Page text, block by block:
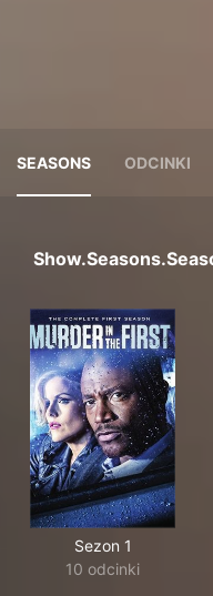
SEASONS ODCINKI
Sezon 1
10 odcinki